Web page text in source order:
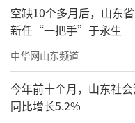
吐量20.7亿吨，
个“首位”“第一
海洋发展的绝对实力
空缺10个多月后，山东
新任“一把手”于永生
中华网山东频道
今年前十个月，山东社
同比增长5.2%